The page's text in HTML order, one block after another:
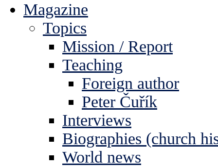
Magazine
Topics
Mission / Report
Teaching
Foreign author
Peter Čuřík
Interviews
Biographies (church
World news